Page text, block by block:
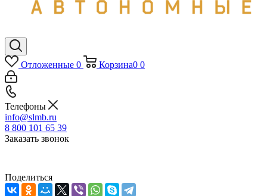
Отложенные 0 Корзина0 0
Телефоны
info@slmb.ru
8 800 101 65 39
Заказать звонок
Поделиться